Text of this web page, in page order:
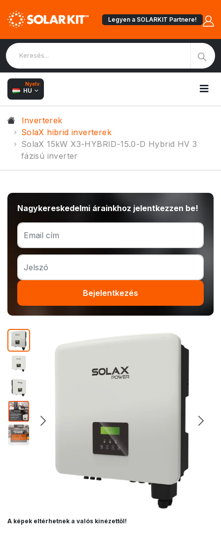
Legyen a SOLARKIT Partnere!
Nyelv:
HU
Inverterek
SolaX hibrid inverterek
SolaX 15kW X3-HYBRID-15.0-D Hybrid HV 3
fázisú inverter
Nagykereskedelmi árainkhoz jelentkezzen be!
Bejelentkezés
A képek eltérhetnek a valós kinézettől!